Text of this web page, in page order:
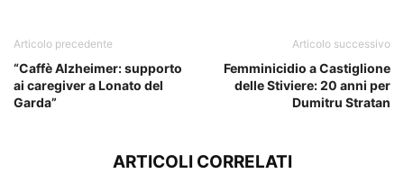
Articolo precedente
“Caffè Alzheimer: supporto
ai caregiver a Lonato del
Garda”
Articolo successivo
Femminicidio a Castiglione
delle Stiviere: 20 anni per
Dumitru Stratan
ARTICOLI CORRELATI